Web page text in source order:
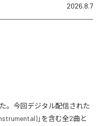
2026.8.7
た。今回デジタル配信された
」を含む全2曲と